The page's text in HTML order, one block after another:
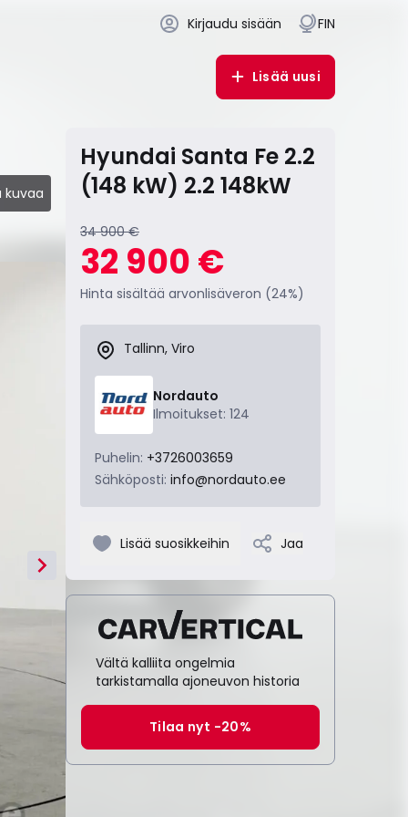
Kirjaudu sisään FIN
Lisää uusi
kuvaa
Hyundai Santa Fe 2.2
(148 kW) 2.2 148kW
34 900 €
32 900 €
Hinta sisältää arvonlisäveron (24%)
Tallinn, Viro
Nordauto
Ilmoitukset: 124
Puhelin: +3726003659
Sähköposti: info@nordauto.ee
Lisää suosikkeihin Jaa
Vältä kalliita ongelmia
tarkistamalla ajoneuvon historia
Tilaa nyt -20%